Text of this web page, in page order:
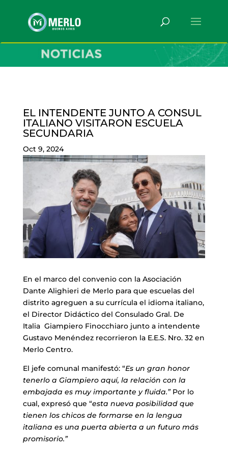
EL INTENDENTE JUNTO A CONSUL
ITALIANO VISITARON ESCUELA
SECUNDARIA
Oct 9, 2024
En el marco del convenio con la Asociación
Dante Alighieri de Merlo para que escuelas del
distrito agreguen a su currícula el idioma italiano,
el Director Didáctico del Consulado Gral. De
Italia Giampiero Finocchiaro junto a intendente
Gustavo Menéndez recorrieron la E.E.S. Nro. 32 en
Merlo Centro.
El jefe comunal manifestó: “Es un gran honor
tenerlo a Giampiero aquí, la relación con la
embajada es muy importante y fluida.”Por lo
cual, expresó que “esta nueva posibilidad que
tienen los chicos de formarse en la lengua
italiana es una puerta abierta a un futuro más
promisorio.”